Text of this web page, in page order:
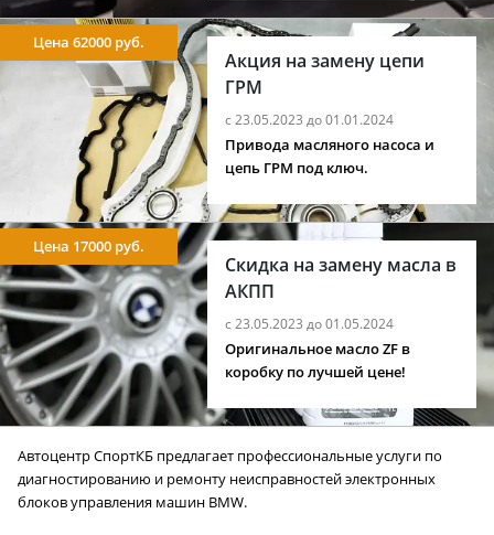
Акция на замену цепи
ГРМ
с 23.05.2023 до 01.01.2024
Цена 62000 руб.
Привода масляного насоса и
цепь ГРМ под ключ.
Скидка на замену масла в
АКПП
с 23.05.2023 до 01.05.2024
Цена 17000 руб.
Оригинальное масло ZF в
коробку по лучшей цене!
Автоцентр СпортКБ предлагает профессиональные услуги по
диагностированию и ремонту неисправностей электронных
блоков управления машин BMW.